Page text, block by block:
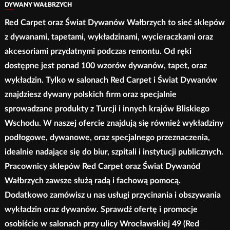
produktu
DYWANY WAŁBRZYCH
Red Carpet oraz Świat Dywanów Wałbrzych to sieć sklepów
z dywanami, tapetami, wykładzinami, wycieraczkami oraz
akcesoriami przydatnymi podczas remontu. Od ręki
dostępne jest ponad 100 wzorów dywanów, tapet, oraz
wykładzin. Tylko w salonach Red Carpet i Świat Dywanów
znajdziesz dywany polskich firm oraz specjalnie
sprowadzane produkty z Turcji i innych krajów Bliskiego
Wschodu. W naszej ofercie znajdują się również wykładziny
podłogowe, dywanowe, oraz specjalnego przeznaczenia,
idealnie nadające się do biur, szpitali i instytucji publicznych.
Pracownicy sklepów Red Carpet oraz Świat Dywanód
Wałbrzych zawsze służą radą i fachową pomocą.
Dodatkowo zamówisz u nas usługi przycinania i obszywania
wykładzin oraz dywanów. Sprawdź ofertę i promocje
osobiście w salonach przy ulicy Wrocławskiej 49 (Red